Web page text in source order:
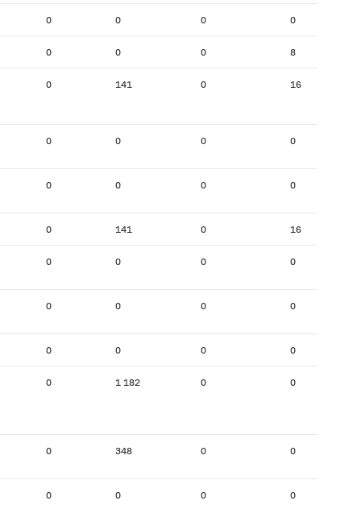
0 0 0 0
0 0 0 8
0 141 0 16
0 0 0 0
0 0 0 0
0 141 0 16
0 0 0 0
0 0 0 0
0 0 0 0
0 1 182 0 0
0 348 0 0
0 0 0 0